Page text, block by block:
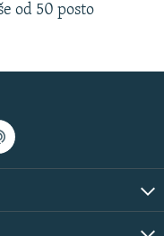
od 50 posto